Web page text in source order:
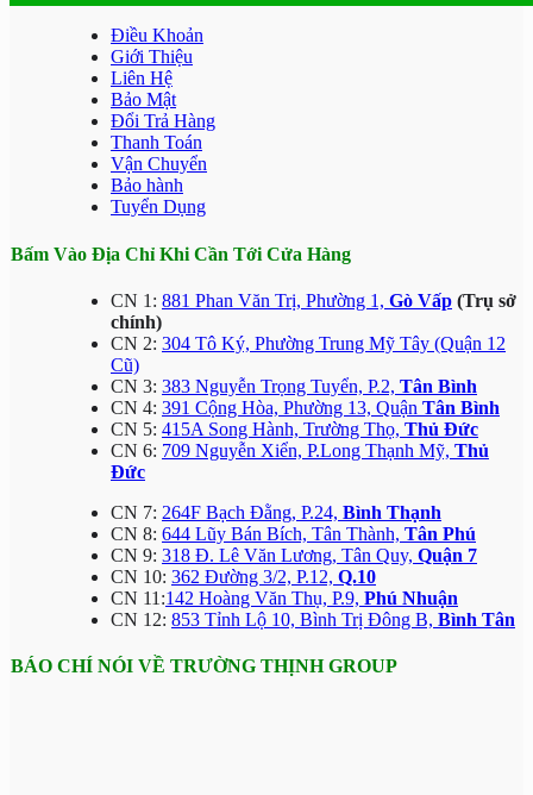
Điều Khoản
Giới Thiệu
Liên Hệ
Bảo Mật
Đổi Trả Hàng
Thanh Toán
Vận Chuyển
Bảo hành
Tuyển Dụng
Bấm Vào Địa Chỉ Khi Cần Tới Cửa Hàng
CN 1: 881 Phan Văn Trị, Phường 1, Gò Vấp (Trụ sở
chính)
CN 2: 304 Tô Ký, Phường Trung Mỹ Tây (Quận 12
Cũ)
CN 3: 383 Nguyễn Trọng Tuyển, P.2, Tân Bình
CN 4: 391 Cộng Hòa, Phường 13, Quận Tân Bình
CN 5: 415A Song Hành, Trường Thọ, Thủ Đức
CN 6: 709 Nguyễn Xiển, P.Long Thạnh Mỹ, Thủ
Đức
CN 7: 264F Bạch Đằng, P.24, Bình Thạnh
CN 8: 644 Lũy Bán Bích, Tân Thành, Tân Phú
CN 9: 318 Đ. Lê Văn Lương, Tân Quy, Quận 7
CN 10: 362 Đường 3/2, P.12, Q.10
CN 11:142 Hoàng Văn Thụ, P.9, Phú Nhuận
CN 12: 853 Tỉnh Lộ 10, Bình Trị Đông B, Bình Tân
BÁO CHÍ NÓI VỀ TRƯỜNG THỊNH GROUP